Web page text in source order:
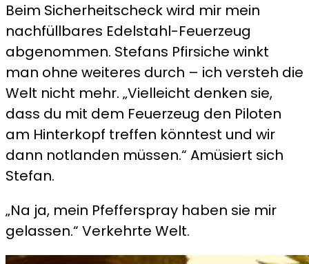
Beim Sicherheitscheck wird mir mein
nachfüllbares Edelstahl-Feuerzeug
abgenommen. Stefans Pfirsiche winkt
man ohne weiteres durch – ich versteh die
Welt nicht mehr. „Vielleicht denken sie,
dass du mit dem Feuerzeug den Piloten
am Hinterkopf treffen könntest und wir
dann notlanden müssen.“ Amüsiert sich
Stefan.
„Na ja, mein Pfefferspray haben sie mir
gelassen.“ Verkehrte Welt.